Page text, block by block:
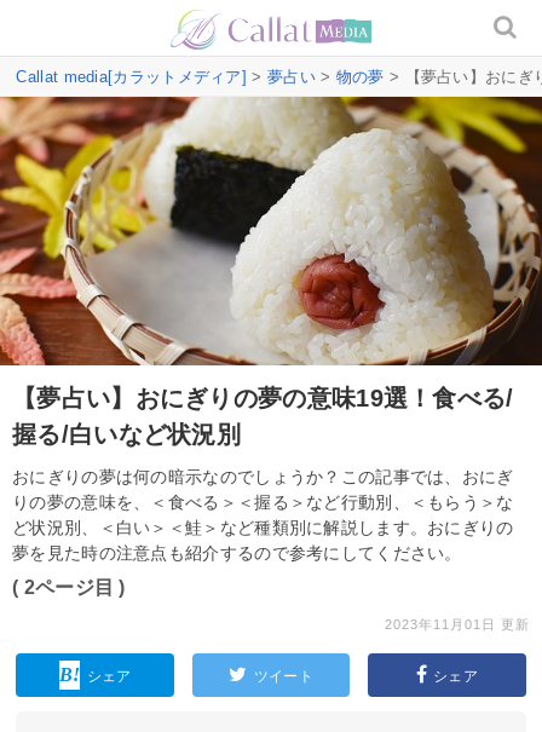
Callat media[カラットメディア] > 夢占い> 物の夢 > 【夢占い】おにぎ
【夢占い】おにぎりの夢の意味19選！食べる/
握る/白いなど状況別
おにぎりの夢は何の暗示なのでしょうか？この記事では、おにぎ
りの夢の意味を、＜食べる＞＜握る＞など行動別、＜もらう＞な
ど状況別、＜白い＞＜鮭＞など種類別に解説します。おにぎりの
夢を見た時の注意点も紹介するので参考にしてください。
( 2ページ目 )
2023年11月01日 更新
シェア ツイート シェア